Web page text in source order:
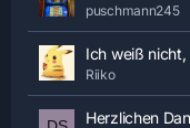
puschmann245
Ich weiß
Riiko
Herzlichen